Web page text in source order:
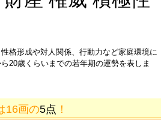
格形成や対人関係、行動力など家庭環境に
20歳くらいまでの若年期の運勢を表しま
16画の5点 ！